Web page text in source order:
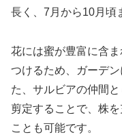
長く、7月から10月頃
花には蜜が豊富に含
つけるため、ガーデ
た、サルビアの仲間
剪定することで、株
ことも可能です。